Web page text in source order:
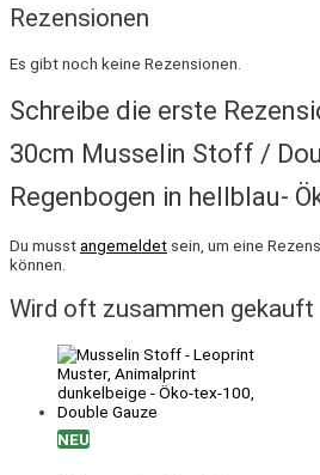
Rezensionen
Es gibt noch keine Rezensionen.
Schreibe die erste
30cm Musselin Stoff /
Regenbogen in hellblau-
Du musstangemeldet sein, um eine
können.
Wird oft zusammen gekauft
NEU